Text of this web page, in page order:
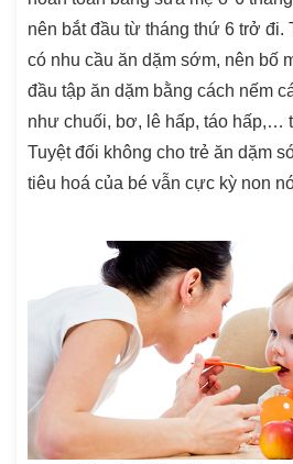
nên bắt đầu từ tháng thứ 6 trở đi.
có nhu cầu ăn dặm sớm, nên bố
đầu tập ăn dặm bằng cách nếm
như chuối, bơ, lê hấp, táo hấp,…
Tuyệt đối không cho trẻ ăn dặm
tiêu hoá của bé vẫn cực kỳ non